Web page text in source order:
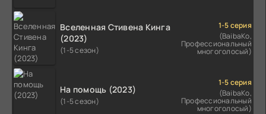
Вселенная Стивена Кинга
(2023)
(1-5 сезон)
1-5 серия
(BaibaKo,
Профессиональный
многоголосый)
На помощь (2023)
(1-5 сезон)
1-5 серия
(BaibaKo,
Профессиональный
многоголосый)